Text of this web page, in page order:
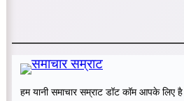
हम यानी समाचार सम्राट डॉट कॉम आपके लिए